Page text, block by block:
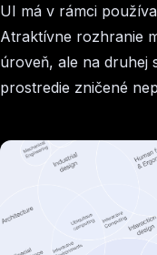
UI má v rámci
Atraktívne rozhranie
úroveň, ale na druhej
prostredie zničené